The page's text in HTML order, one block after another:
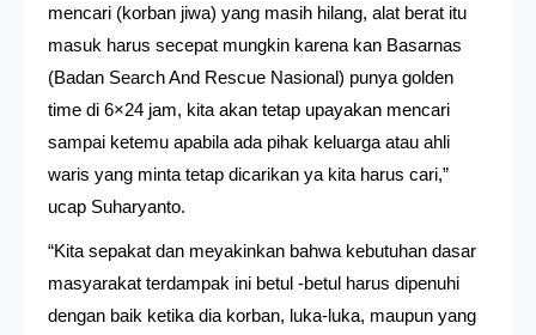
mencari (korban jiwa) yang masih hilang, alat berat itu
masuk harus secepat mungkin karena kan Basarnas
(Badan Search And Rescue Nasional) punya golden
time di 6×24 jam, kita akan tetap upayakan mencari
sampai ketemu apabila ada pihak keluarga atau ahli
waris yang minta tetap dicarikan ya kita harus cari,”
ucap Suharyanto.
“Kita sepakat dan meyakinkan bahwa kebutuhan dasar
masyarakat terdampak ini betul -betul harus dipenuhi
dengan baik ketika dia korban, luka-luka, maupun yang